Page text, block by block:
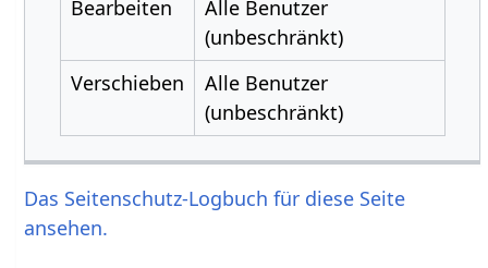
Bearbeiten
Alle Benutzer
(unbeschränkt)
Verschieben
Alle Benutzer
(unbeschränkt)
Das Seitenschutz-Logbuch für diese Seite
ansehen.